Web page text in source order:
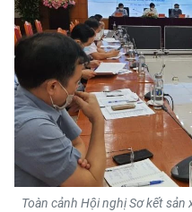
Đông Nam Bộ
Đồng bằng sông Cửu
Chuyên trang Hà Nội
Chuyên trang TP. Hồ
CHUYÊN ĐỀ
Toàn cảnh Hội nghị Sơ kết